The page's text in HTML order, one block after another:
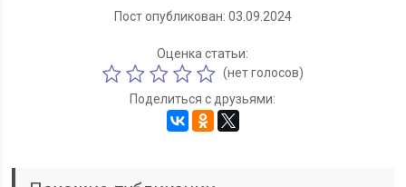
Пост опубликован: 03.09.2024
Оценка статьи:
(нет голосов)
Поделиться с друзьями: